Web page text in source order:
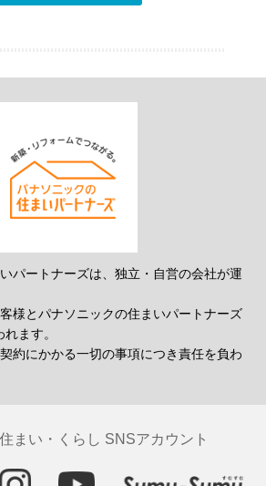
パートナーズは、独立・自営の会社が運
様とパナソニックの住まいパートナーズ
ます。
約にかかる一切の事項につき責任を負わ
まい・くらし SNSアカウント